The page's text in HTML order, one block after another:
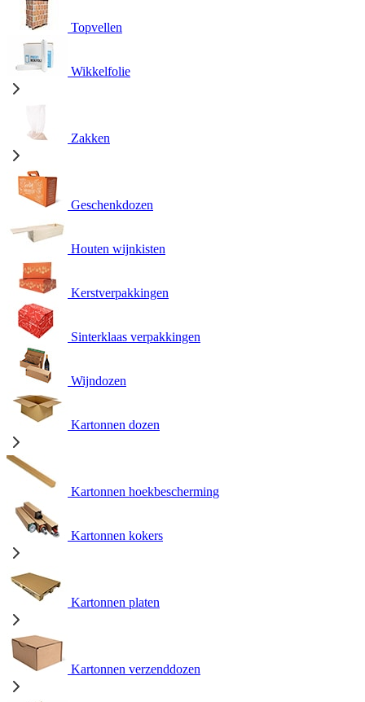
Topvellen
Wikkelfolie
Zakken
Geschenkdozen
Houten wijnkisten
Kerstverpakkingen
Sinterklaas verpakkingen
Wijndozen
Kartonnen dozen
Kartonnen hoekbescherming
Kartonnen kokers
Kartonnen platen
Kartonnen verzenddozen